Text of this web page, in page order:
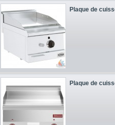
Plaque de
Plaque de